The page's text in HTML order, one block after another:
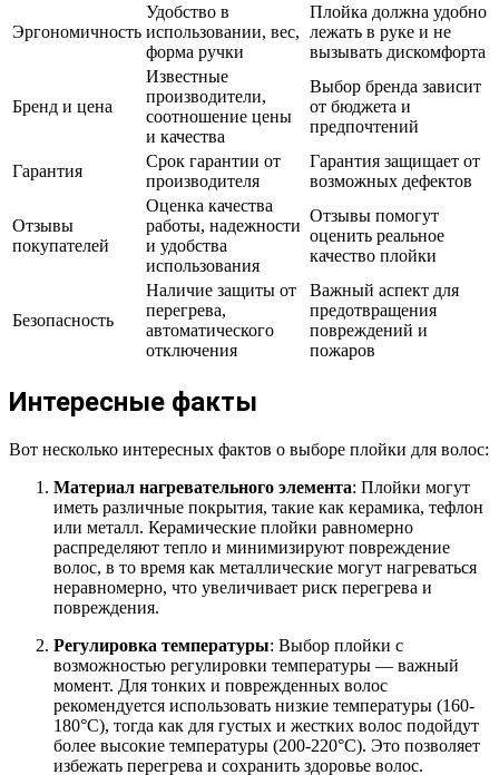
Эргономичность
Удобство в
использовании, вес,
форма ручки
Плойка должна удобно
лежать в руке и не
вызывать дискомфорта
Бренд и цена
Известные
производители,
соотношение цены
и качества
Выбор бренда зависит
от бюджета и
предпочтений
Гарантия
Срок гарантии от
производителя
Гарантия защищает от
возможных дефектов
Отзывы
покупателей
Оценка качества
работы, надежности
и удобства
использования
Отзывы помогут
оценить реальное
качество плойки
Безопасность
Наличие защиты от
перегрева,
автоматического
отключения
Важный аспект для
предотвращения
повреждений и
пожаров
Интересные факты
Вот несколько интересных фактов о выборе плойки для волос:
Материал нагревательного элемента: Плойки могут
иметь различные покрытия, такие как керамика, тефлон
или металл. Керамические плойки равномерно
распределяют тепло и минимизируют повреждение
волос, в то время как металлические могут нагреваться
неравномерно, что увеличивает риск перегрева и
повреждения.
Регулировка температуры: Выбор плойки с
возможностью регулировки температуры — важный
момент. Для тонких и поврежденных волос
рекомендуется использовать низкие температуры (160-
180°C), тогда как для густых и жестких волос подойдут
более высокие температуры (200-220°C). Это позволяет
избежать перегрева и сохранить здоровье волос.